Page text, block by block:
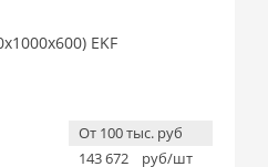
EKF
От 100 тыс. руб
143 672
руб/шт